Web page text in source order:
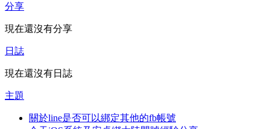
分享
現在還沒有分享
日誌
現在還沒有日誌
主題
關於line是否可以綁定其他的fb帳號